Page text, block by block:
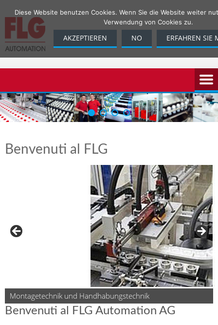
to
content
Benvenuti al FLG
Montagetechnik und Handhabungstechnik
Benvenuti al FLG Automation AG
Diese Website benutzen Cookies. Wenn Sie die Website weiter
Verwendung von Cookies zu.
AKZEPTIEREN NO ERFAHREN SIE